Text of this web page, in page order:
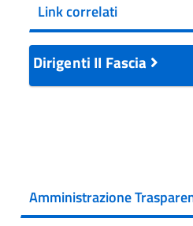
Link correlati
Dirigenti II Fascia
Amministrazione